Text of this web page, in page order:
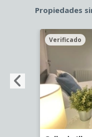
Propiedades
Verificado